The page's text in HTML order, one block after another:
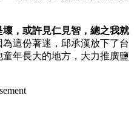
壞，或許見仁見智，總之我就
這份著迷，邱承漢放下了台
年長大的地方，大力推廣鹽